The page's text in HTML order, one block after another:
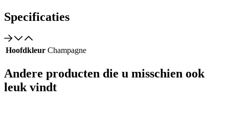
Specificaties
Hoofdkleur Champagne
Andere producten die u misschien ook
leuk vindt